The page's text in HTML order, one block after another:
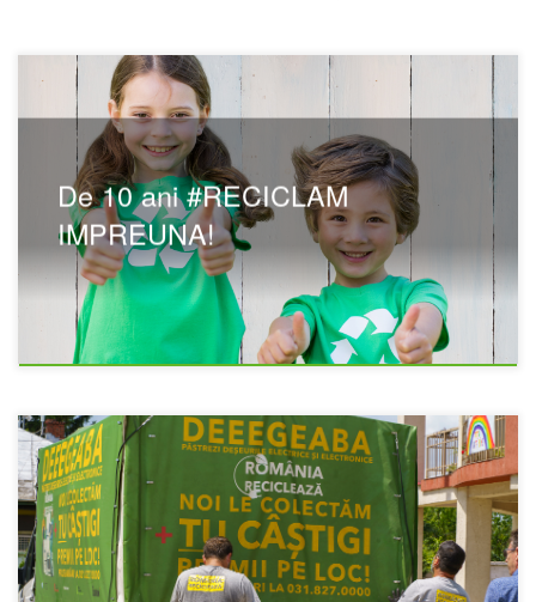
De 10 ani #RECICLAM
IMPREUNA!